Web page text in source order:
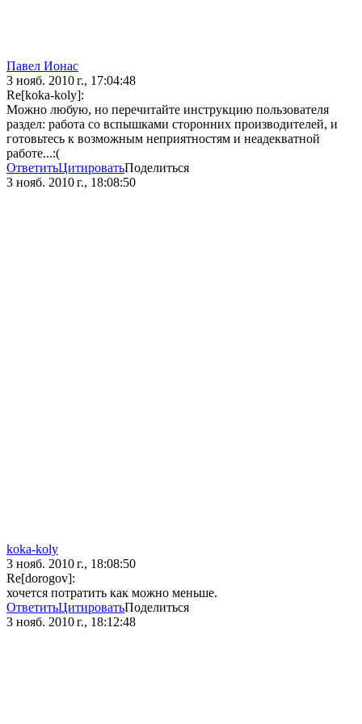
Павел Ионас
3 нояб. 2010 г., 17:04:48
Re[koka-koly]:
Можно любую, но перечитайте инструкцию пользователя
раздел: работа со вспышками сторонних производителей, и
готовьтесь к возможным неприятностям и неадекватной
работе...:(
ОтветитьЦитироватьПоделиться
3 нояб. 2010 г., 18:08:50
koka-koly
3 нояб. 2010 г., 18:08:50
Re[dorogov]:
хочется потратить как можно меньше.
ОтветитьЦитироватьПоделиться
3 нояб. 2010 г., 18:12:48